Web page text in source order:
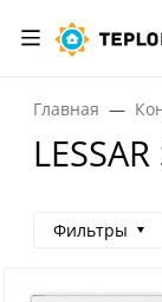
Главная
Фильтры